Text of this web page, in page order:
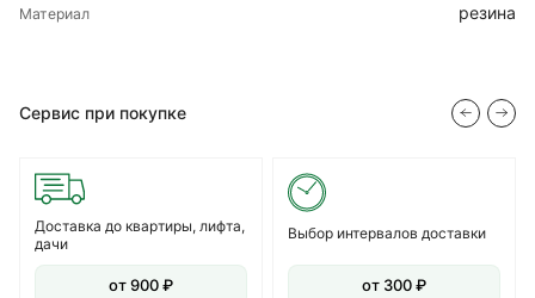
Материал резина
Сервис при покупке
Доставка до квартиры, лифта,
дачи
от 900 ₽
Выбор интервалов доставки
от 300 ₽